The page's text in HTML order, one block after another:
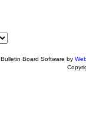
Bulletin Board Software by